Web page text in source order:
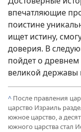
впечатляющие
поистине
ищет истину,
доверия. В
пойдет о
великой державы
^ После правления
царство Израиль
южное царство, а
южного царства стал